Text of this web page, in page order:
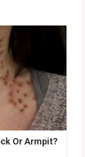
Or Armpit?